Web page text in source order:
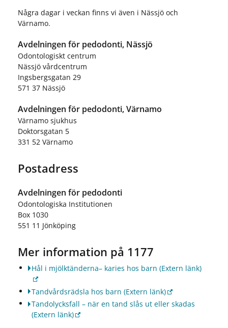
Några dagar i veckan finns vi även i Nässjö och
Värnamo.
Avdelningen för pedodonti, Nässjö
Odontologiskt centrum
Nässjö vårdcentrum
Ingsbergsgatan 29
571 37 Nässjö
Avdelningen för pedodonti, Värnamo
Värnamo sjukhus
Doktorsgatan 5
331 52 Värnamo
Postadress
Avdelningen för pedodonti
Odontologiska Institutionen
Box 1030
551 11 Jönköping
Mer information på 1177
Hål i mjölktänderna– karies hos barn (Extern länk)
Tandvårdsrädsla hos barn (Extern länk)
Tandolycksfall – när en tand slås ut eller skadas
(Extern länk)